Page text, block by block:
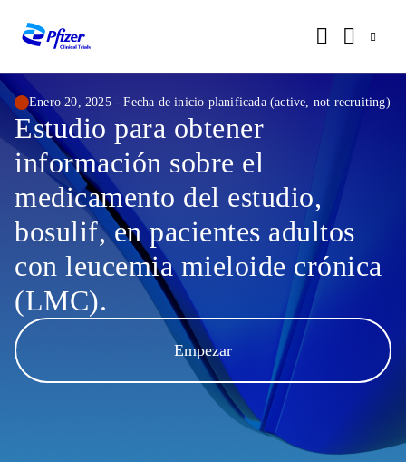
Enero 20, 2025 - Fecha de inicio planificada (active, not recruiting)
Estudio para obtener
información sobre el
medicamento del estudio,
bosulif, en pacientes adultos
con leucemia mieloide crónica
(LMC).
Empezar